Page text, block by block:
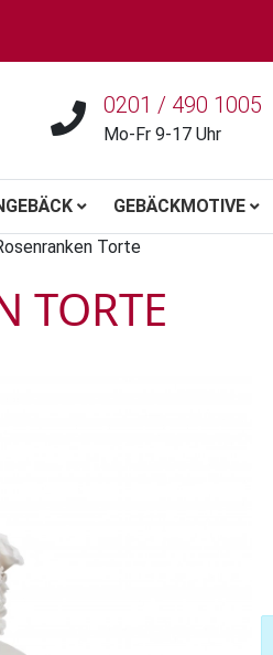
0201 / 490 1005
Mo-Fr 9-17 Uhr
GEBÄCKMOTIVE
Torte